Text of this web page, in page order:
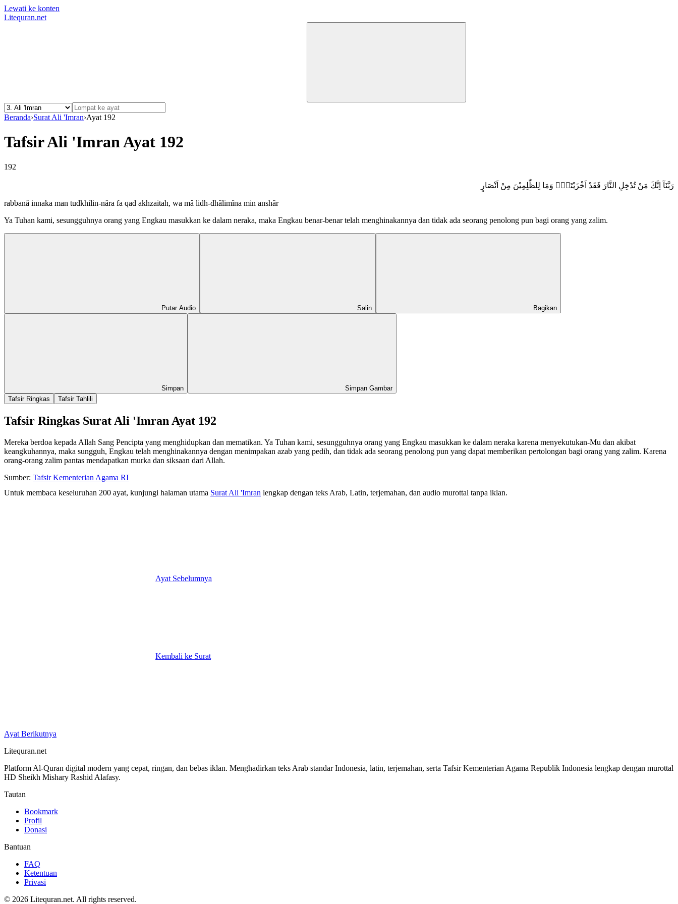
Lewati ke konten
Litequran.net
Beranda›Surat Ali 'Imran›Ayat 192
Tafsir Ali 'Imran Ayat 192
192
رَبَّنَآ اِنَّكَ مَنْ تُدْخِلِ النَّارَ فَقَدْ اَخْزَيْتَهٗۗ وَمَا لِلظّٰلِمِيْنَ مِنْ اَنْصَارٍ
rabbanâ innaka man tudkhilin-nâra fa qad akhzaitah, wa mâ lidh-dhâlimîna min anshâr
Ya Tuhan kami, sesungguhnya orang yang Engkau masukkan ke dalam neraka, maka Engkau benar-benar telah menghinakannya dan tidak ada seorang penolong pun bagi orang yang zalim.
Putar Audio Salin Bagikan
Simpan
Simpan Gambar
Tafsir Ringkas
Tafsir Tahlili
Tafsir Ringkas Surat Ali 'Imran Ayat 192
Mereka berdoa kepada Allah Sang Pencipta yang menghidupkan dan mematikan. Ya Tuhan kami, sesungguhnya orang yang Engkau masukkan ke dalam neraka karena menyekutukan-Mu dan akibat
keangkuhannya, maka sungguh, Engkau telah menghinakannya dengan menimpakan azab yang pedih, dan tidak ada seorang penolong pun yang dapat memberikan pertolongan bagi orang yang zalim. Karena
orang-orang zalim pantas mendapatkan murka dan siksaan dari Allah.
Sumber: Tafsir Kementerian Agama RI
Untuk membaca keseluruhan 200 ayat, kunjungi halaman utama Surat Ali 'Imran lengkap dengan teks Arab, Latin, terjemahan, dan audio murottal tanpa iklan.
Ayat Sebelumnya
Kembali ke Surat
Ayat Berikutnya
Litequran.net
Platform Al-Quran digital modern yang cepat, ringan, dan bebas iklan. Menghadirkan teks Arab standar Indonesia, latin, terjemahan, serta Tafsir Kementerian Agama Republik Indonesia lengkap dengan murottal
HD Sheikh Mishary Rashid Alafasy.
Tautan
Bookmark
Profil
Donasi
Bantuan
FAQ
Ketentuan
Privasi
© 2026 Litequran.net. All rights reserved.